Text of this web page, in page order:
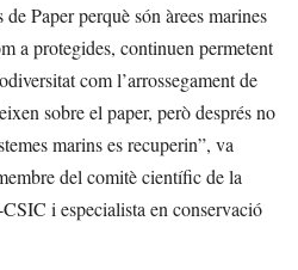
Paper perquè són àrees marines
a protegides, continuen permetent
com l’arrossegament de
sobre el paper, però després no
marins es recuperin”, va
del comitè científic de la
i especialista en conservació